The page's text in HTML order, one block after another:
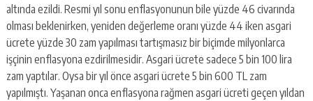
altında ezildi. Resmi yıl sonu enflasyonunun bile yüzde 46 civarında
olması beklenirken, yeniden değerleme oranı yüzde 44 iken asgari
ücrete yüzde 30 zam yapılması tartışmasız bir biçimde milyonlarca
işçinin enflasyona ezdirilmesidir. Asgari ücrete sadece 5 bin 100 lira
zam yaptılar. Oysa bir yıl önce asgari ücrete 5 bin 600 TL zam
yapılmıştı. Yaşanan onca enflasyona rağmen asgari ücreti geçen yıldan